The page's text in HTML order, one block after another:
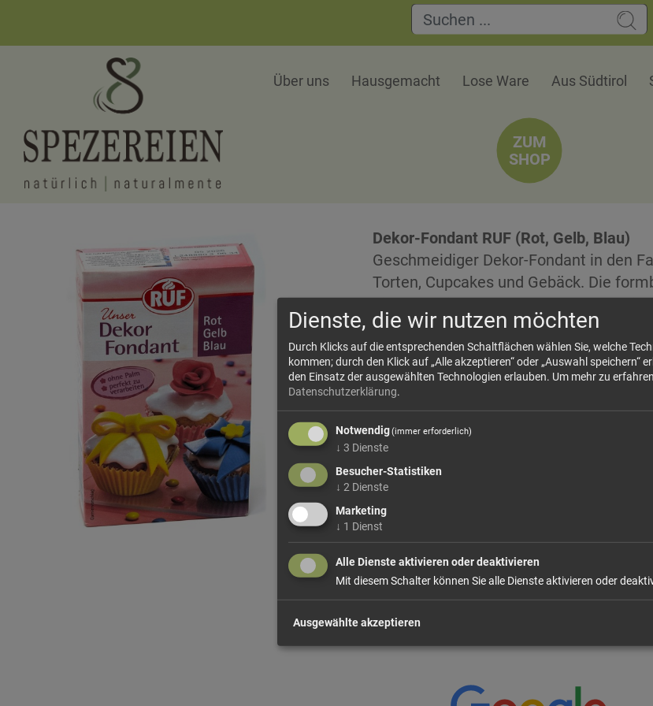
Über uns Hausgemacht Lose Ware Aus Südtirol
ZUM
SHOP
Dekor-Fondant RUF (Rot, Gelb, Blau)
Geschmeidiger Dekor-Fondant in den
Torten, Cupcakes und Gebäck. Die
Figuren, Blüten, Mustern und mehr –
Dekorationen.
Zutaten:Zucker, Glukosesirup,
mehr Infos +
Größe: 250 g
weiter einkaufen
Dienste, die wir nutzen möchten
Durch Klicks auf die entsprechenden Schaltflächen wählen Sie, welche
kommen; durch den Klick auf „Alle akzeptieren“ oder „Auswahl speichern“
den Einsatz der ausgewählten Technologien erlauben. Um mehr zu
Datenschutzerklärung.
Notwendig(immer erforderlich)
↓ 3 Dienste
Besucher-Statistiken
↓ 2 Dienste
Marketing
↓ 1 Dienst
Alle Dienste aktivieren oder deaktivieren
Mit diesem Schalter können Sie alle Dienste aktivieren oder
Ausgewählte akzeptieren